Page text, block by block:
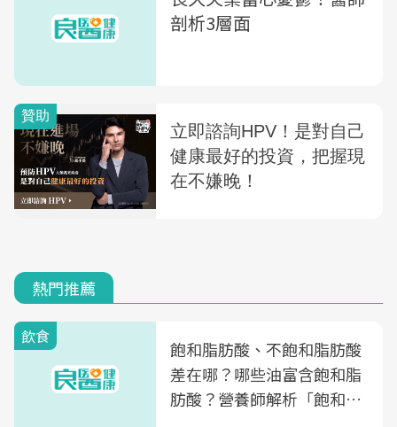
剖析3層面
熱門推薦
飲食
飽和脂肪酸、不飽和脂肪酸
差在哪？哪些油富含飽和脂
肪酸？營養師解析「飽和脂